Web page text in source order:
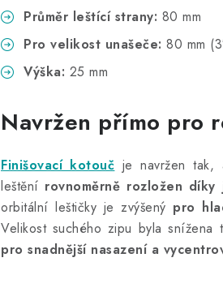
Průměr leštící strany: 80 mm
Pro velikost unašeče: 80 mm
Výška: 25 mm
Navržen přímo pro
Finišovací kotouč je navržen tak,
leštění rovnoměrně rozložen díky
orbitální leštičky je zvýšený pro
Velikost suchého zipu byla snížena
pro snadnější nasazení a